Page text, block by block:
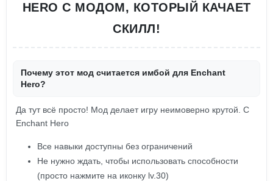
HERO С МОДОМ, КОТОРЫЙ КАЧАЕТ
СКИЛЛ!
Почему этот мод считается имбой для Enchant
Hero?
Да тут всё просто! Мод делает игру неимоверно крутой. С
Enchant Hero
Все навыки доступны без ограничений
Не нужно ждать, чтобы использовать способности
(просто нажмите на иконку lv.30)